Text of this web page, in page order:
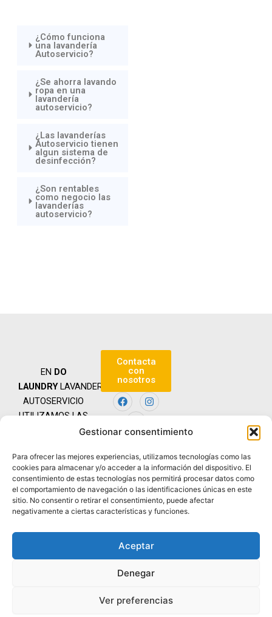
Gestionar consentimiento
Para ofrecer las mejores experiencias, utilizamos tecnologías como las
cookies para almacenar y/o acceder a la información del dispositivo. El
consentimiento de estas tecnologías nos permitirá procesar datos como
el comportamiento de navegación o las identificaciones únicas en este
sitio. No consentir o retirar el consentimiento, puede afectar
negativamente a ciertas características y funciones.
Aceptar
Denegar
Ver preferencias
¿Cómo funciona
una lavandería
Autoservicio?
¿Se ahorra lavando
ropa en una
lavandería
autoservicio?
¿Las lavanderías
Autoservicio tienen
algun sistema de
desinfección?
¿Son rentables
como negocio las
lavanderías
autoservicio?
EN DO
LAUNDRYLAVANDERÍAS
AUTOSERVICIO
UTILIZAMOS LAS
LOS MEJORES
PRODUCTOS
PARA ASÍ ROZAR
LA PERFECCIÓN
Contacta
con
nosotros
F
a
c
b
o
k
I
n
s
a
r
a
m
Y
o
u
u
e
Copyright © | Do
Laundry
dolaundryspain@gmail.com
| +34 722 77 36
70
actualización
Bogart